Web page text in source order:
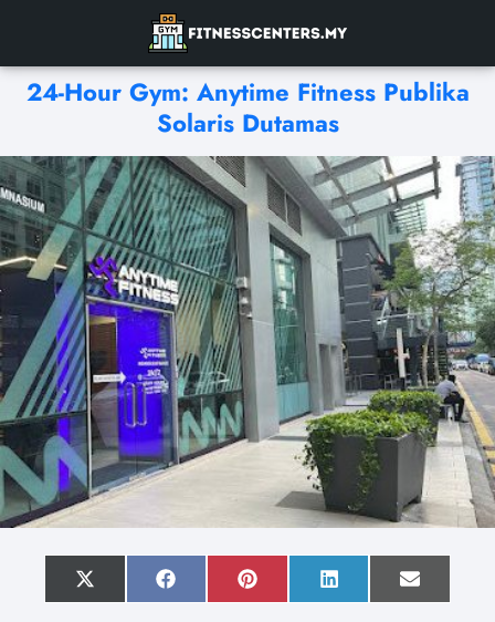
24-Hour Gym: Anytime Fitness Publika
Solaris Dutamas
S
h
X
(
S
h
F
a
S
h
P
i
S
h
L
i
S
h
E
m